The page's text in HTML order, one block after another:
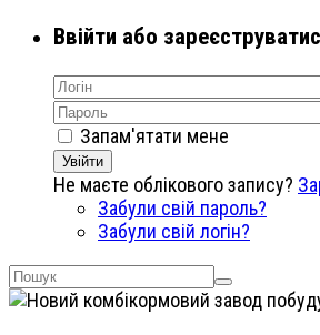
Ввійти або
Запам'ятати мене
Увійти
Не маєте облікового запису?
Забули свій пароль?
Забули свій логін?